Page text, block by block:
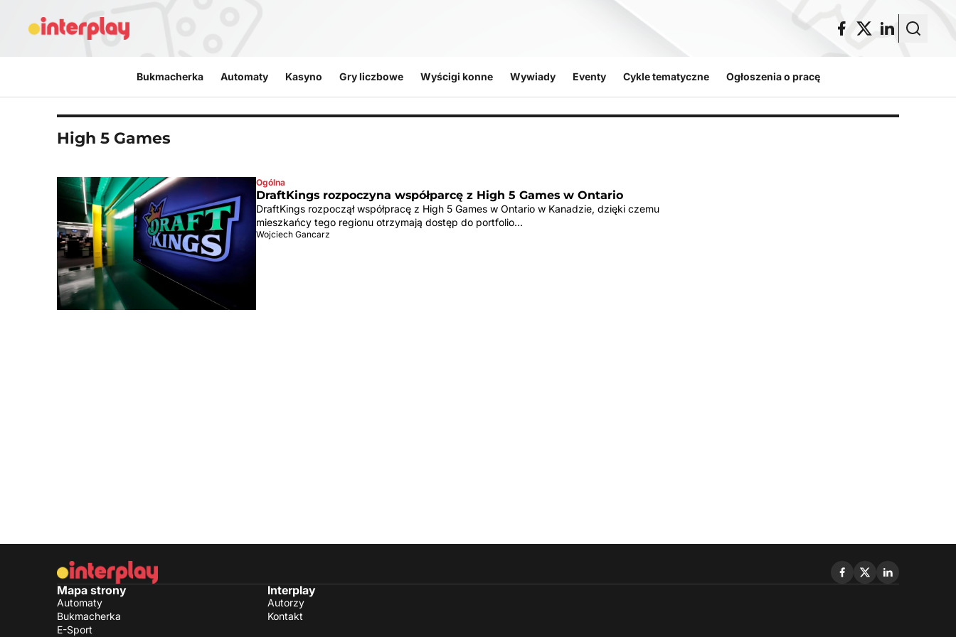
Bukmacherka Automaty Kasyno Gry liczbowe Wyścigi konne Wywiady Eventy Cykle tematyczne Ogłoszenia o pracę
High 5 Games
Ogólna
DraftKings rozpoczyna współparcę z High 5 Games w Ontario
DraftKings rozpoczął współpracę z High 5 Games w Ontario w Kanadzie, dzięki czemu
mieszkańcy tego regionu otrzymają dostęp do portfolio…
Wojciech Gancarz
Mapa strony
Automaty
Bukmacherka
E-Sport
Interplay
Autorzy
Kontakt